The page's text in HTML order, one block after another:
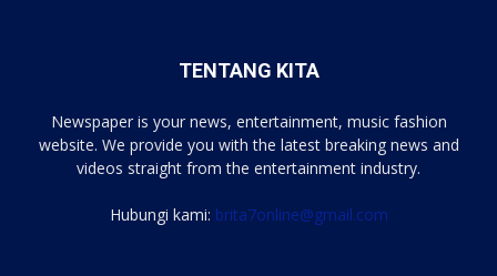
TENTANG KITA
Newspaper is your news, entertainment, music fashion
website. We provide you with the latest breaking news and
videos straight from the entertainment industry.
Hubungi kami: brita7online@gmail.com